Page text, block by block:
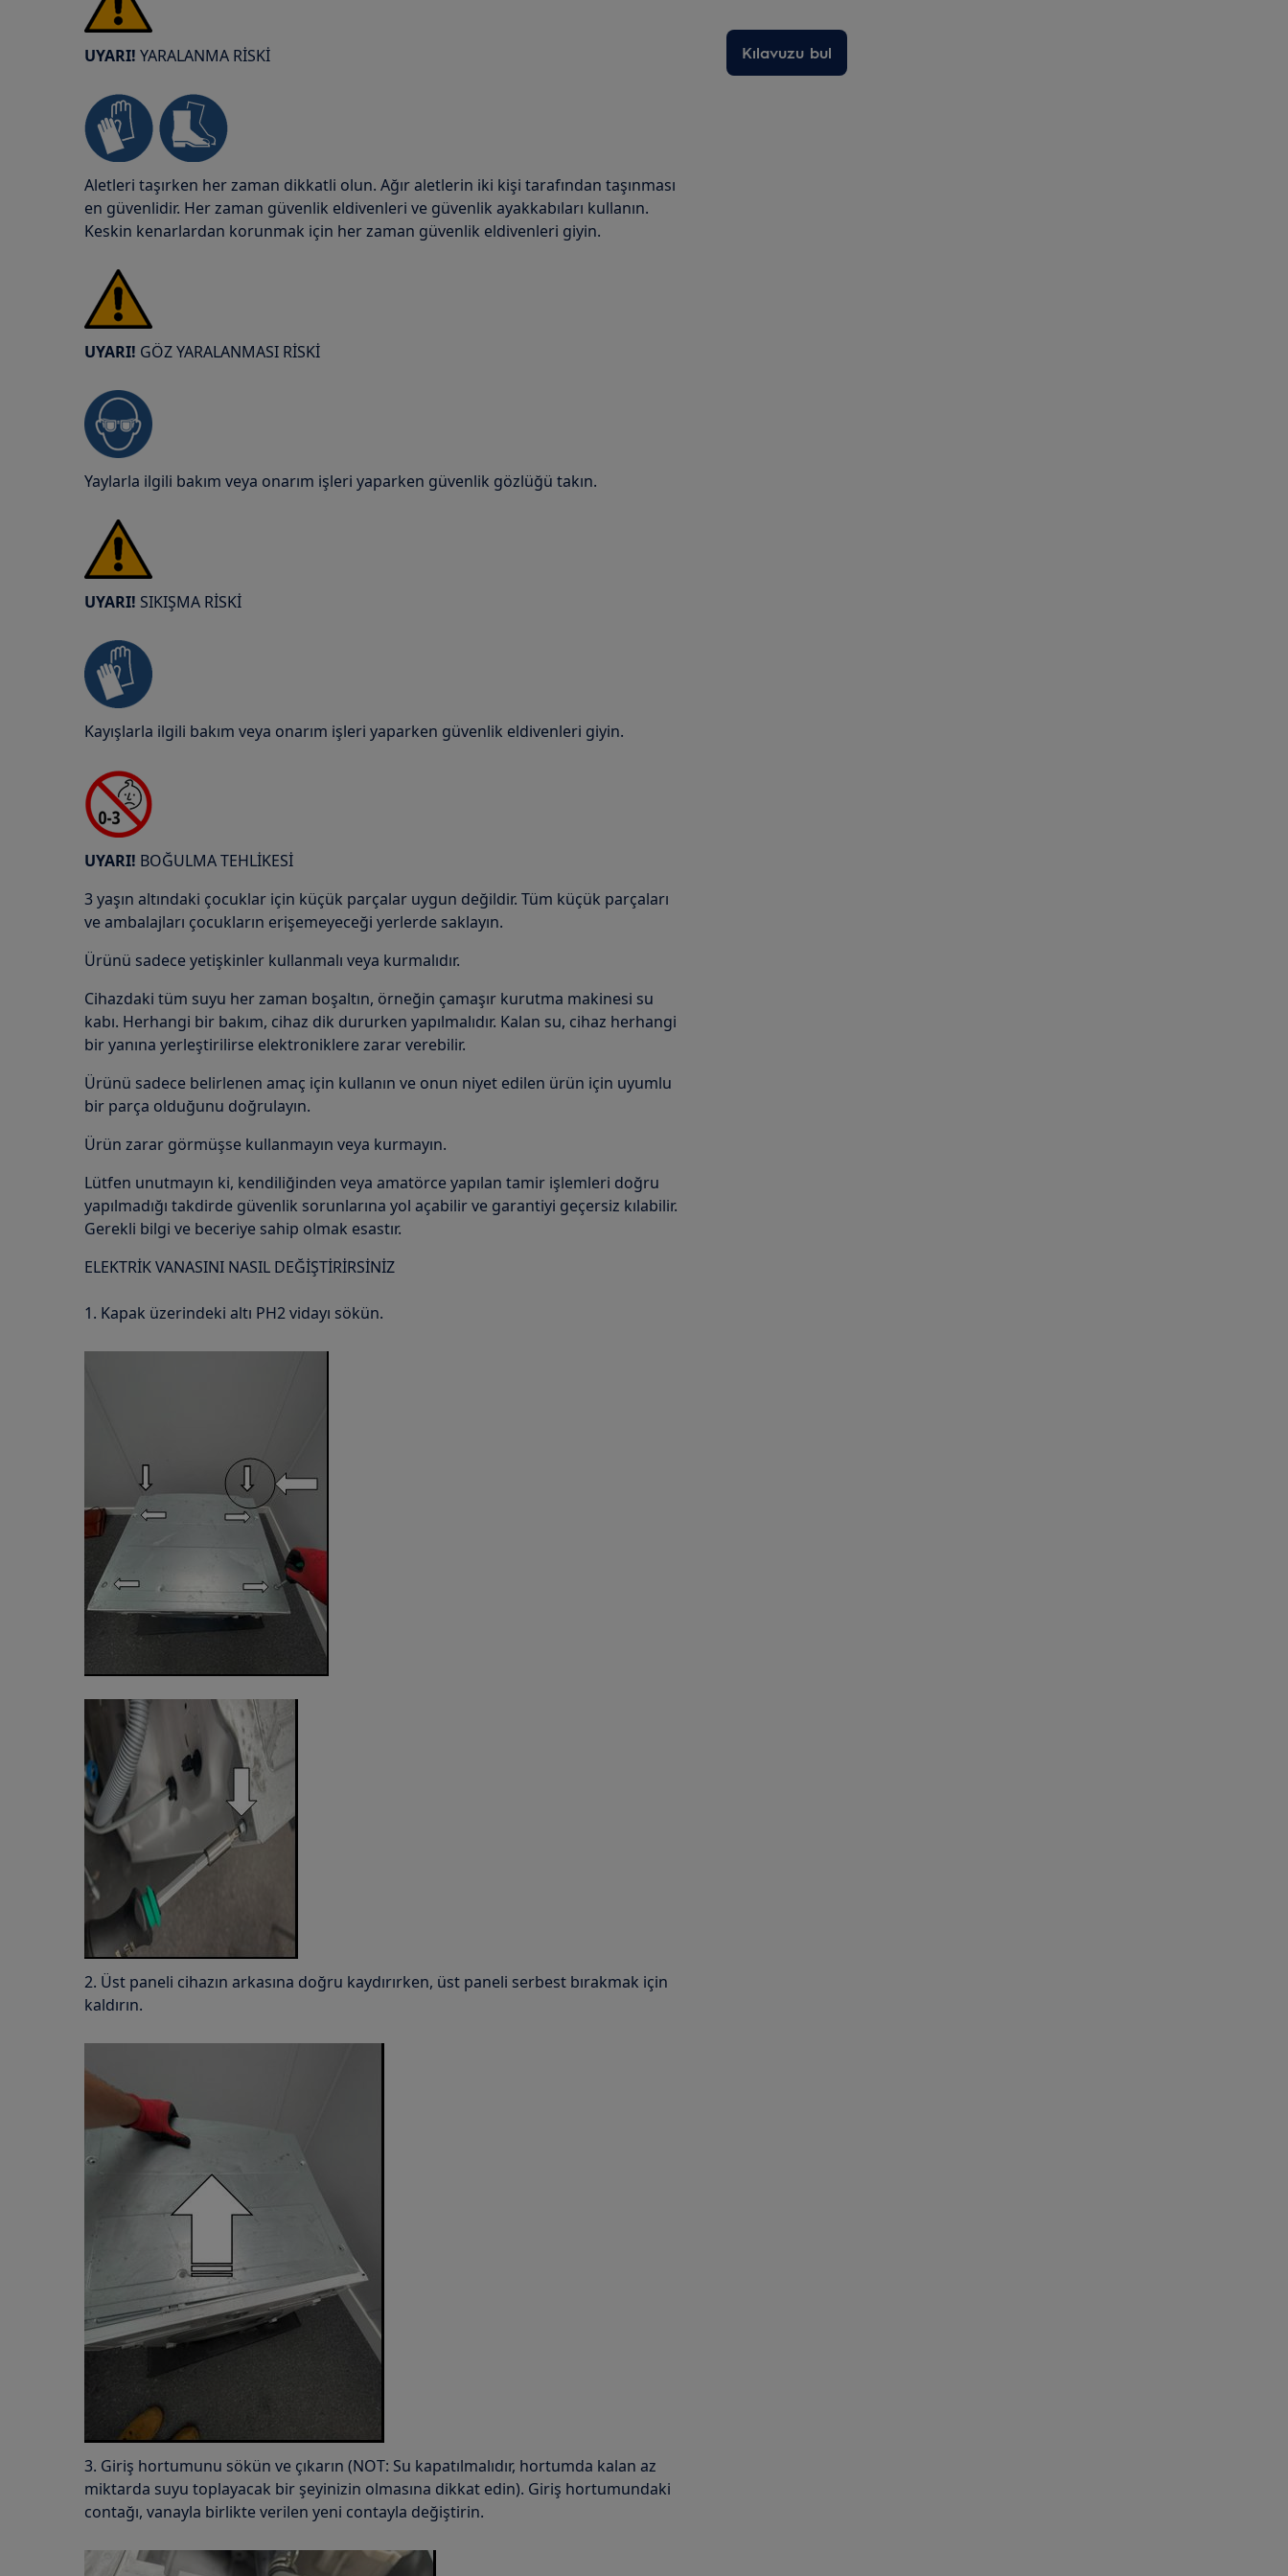
UYARI! YARALANMA RİSKİ
Aletleri taşırken her zaman dikkatli olun. Ağır aletlerin iki kişi tarafından taşınması
en güvenlidir. Her zaman güvenlik eldivenleri ve güvenlik ayakkabıları kullanın.
Keskin kenarlardan korunmak için her zaman güvenlik eldivenleri giyin.
UYARI! GÖZ YARALANMASI RİSKİ
Yaylarla ilgili bakım veya onarım işleri yaparken güvenlik gözlüğü takın.
UYARI! SIKIŞMA RİSKİ
Kayışlarla ilgili bakım veya onarım işleri yaparken güvenlik eldivenleri giyin.
UYARI! BOĞULMA TEHLİKESİ
3 yaşın altındaki çocuklar için küçük parçalar uygun değildir. Tüm küçük parçaları
ve ambalajları çocukların erişemeyeceği yerlerde saklayın.
Ürünü sadece yetişkinler kullanmalı veya kurmalıdır.
Cihazdaki tüm suyu her zaman boşaltın, örneğin çamaşır kurutma makinesi su
kabı. Herhangi bir bakım, cihaz dik dururken yapılmalıdır. Kalan su, cihaz herhangi
bir yanına yerleştirilirse elektroniklere zarar verebilir.
Ürünü sadece belirlenen amaç için kullanın ve onun niyet edilen ürün için uyumlu
bir parça olduğunu doğrulayın.
Ürün zarar görmüşse kullanmayın veya kurmayın.
Lütfen unutmayın ki, kendiliğinden veya amatörce yapılan tamir işlemleri doğru
yapılmadığı takdirde güvenlik sorunlarına yol açabilir ve garantiyi geçersiz kılabilir.
Gerekli bilgi ve beceriye sahip olmak esastır.
ELEKTRİK VANASINI NASIL DEĞİŞTİRİRSİNİZ
1. Kapak üzerindeki altı PH2 vidayı sökün.
2. Üst paneli cihazın arkasına doğru kaydırırken, üst paneli serbest bırakmak için
kaldırın.
3. Giriş hortumunu sökün ve çıkarın (NOT: Su kapatılmalıdır, hortumda kalan az
miktarda suyu toplayacak bir şeyinizin olmasına dikkat edin). Giriş hortumundaki
contağı, vanayla birlikte verilen yeni contayla değiştirin.
Kılavuzu bul